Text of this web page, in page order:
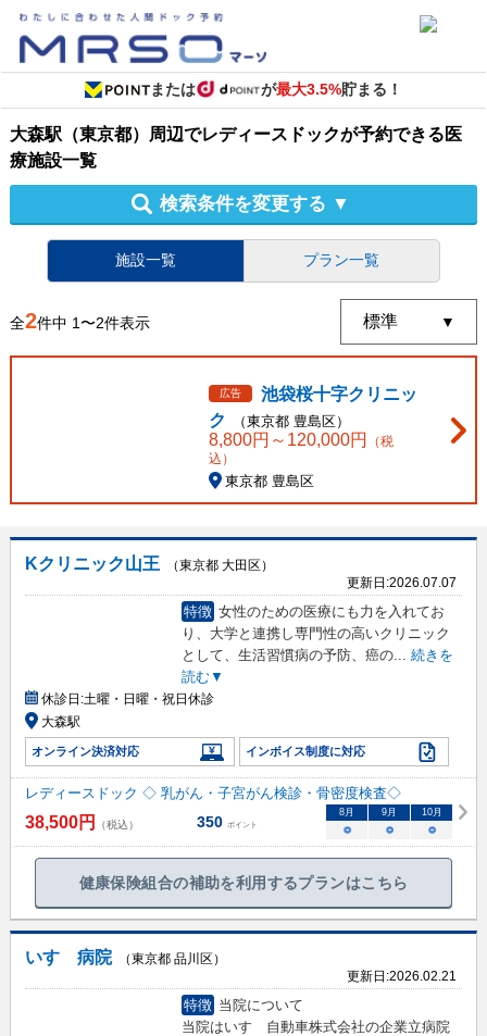
または が最大3.5%貯まる！
大森駅（東京都）周辺でレディースドックが予約できる医
療施設一覧
検索条件を変更する ▼
施設一覧 プラン一覧
全2件中 1〜2件表示
広告
池袋桜十字クリニッ
ク
（東京都 豊島区）
8,800円～ 120,000円
（税
込）
東京都 豊島区
Kクリニック山王
（東京都 大田区）
更新日:2026.07.07
特徴 女性のための医療にも力を入れてお
り、大学と連携し専門性の高いクリニック
として、生活習慣病の予防、癌の... 続きを
読む▼
休診日:土曜・日曜・祝日休診
大森駅
オンライン決済対応 インボイス制度に対応
レディースドック ◇ 乳がん・子宮がん検診・骨密度検査◇
38,500円 （税込） 350 ポイント
8月 9月 10月
○ ○ ○
健康保険組合の補助を利用するプランはこちら
いすゞ病院
（東京都 品川区）
更新日:2026.02.21
特徴 当院について
当院はいすゞ自動車株式会社の企業立病院